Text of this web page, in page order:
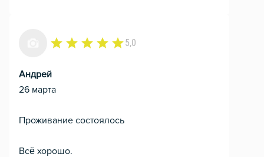
5,0
Андрей
26 марта
Проживание состоялось
Всё хорошо.